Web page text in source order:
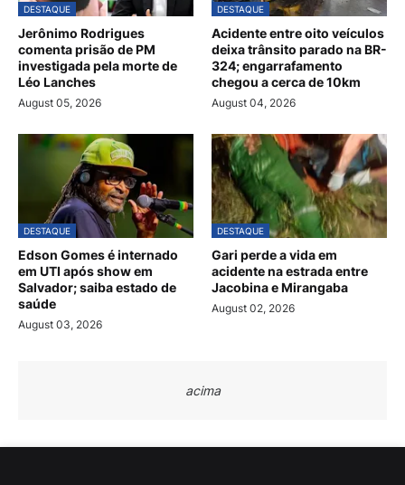
DESTAQUE
Jerônimo Rodrigues
comenta prisão de PM
investigada pela morte de
Léo Lanches
August 05, 2026
DESTAQUE
Acidente entre oito veículos
deixa trânsito parado na BR-
324; engarrafamento
chegou a cerca de 10km
August 04, 2026
DESTAQUE
Edson Gomes é internado
em UTI após show em
Salvador; saiba estado de
saúde
August 03, 2026
DESTAQUE
Gari perde a vida em
acidente na estrada entre
Jacobina e Mirangaba
August 02, 2026
acima